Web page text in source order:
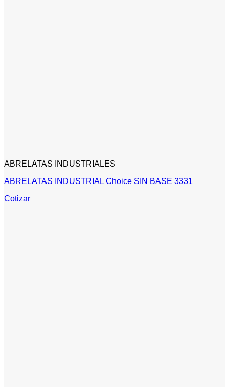
ABRELATAS INDUSTRIALES
ABRELATAS INDUSTRIAL Choice SIN BASE 3331
Cotizar